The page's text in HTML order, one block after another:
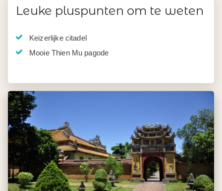
Leuke pluspunten om te weten
Keizerlijke citadel
Mooie Thien Mu pagode